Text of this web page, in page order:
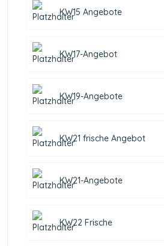
KW15 Angebote
KW17-Angebot
KW19-Angebote
KW21 frische Angebot
KW21-Angebote
KW22 Frische